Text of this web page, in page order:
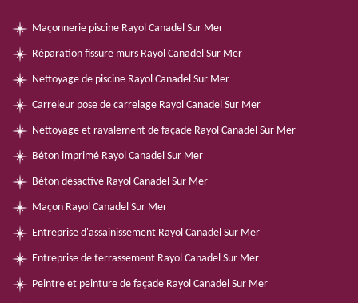
Maçonnerie piscine Rayol Canadel Sur Mer
Réparation fissure murs Rayol Canadel Sur Mer
Nettoyage de piscine Rayol Canadel Sur Mer
Carreleur pose de carrelage Rayol Canadel Sur Mer
Nettoyage et ravalement de façade Rayol Canadel Sur Mer
Béton imprimé Rayol Canadel Sur Mer
Béton désactivé Rayol Canadel Sur Mer
Maçon Rayol Canadel Sur Mer
Entreprise d'assainissement Rayol Canadel Sur Mer
Entreprise de terrassement Rayol Canadel Sur Mer
Peintre et peinture de façade Rayol Canadel Sur Mer